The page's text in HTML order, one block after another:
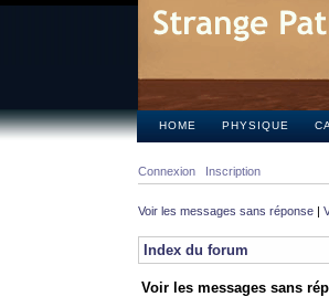
HOME PHYSIQUE
Connexion Inscription
Voir les messages sans réponse |
Index du forum
Voir les messages sans